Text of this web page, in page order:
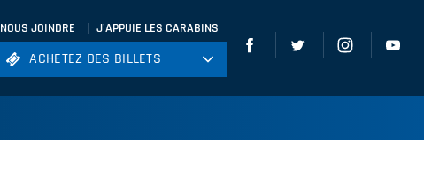
NOUS JOINDRE J'APPUIE LES CARABINS
ACHETEZ DES BILLETS
ACHETEZ DES BILLETS